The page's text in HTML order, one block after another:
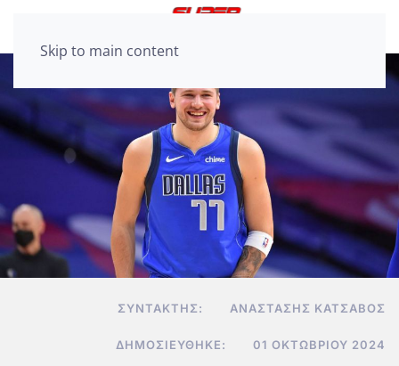
Skip to main content
ΣΥΝΤΆΚΤΗΣ: ΑΝΑΣΤΆΣΗΣ ΚΑΤΣΑΒΌΣ
ΔΗΜΟΣΙΕΎΘΗΚΕ: 01 ΟΚΤΩΒΡΊΟΥ 2024